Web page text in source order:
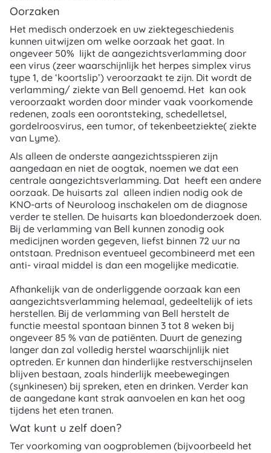
Oorzaken
Het medisch onderzoek en uw ziektegeschiedenis
kunnen uitwijzen om welke oorzaak het gaat. In
ongeveer 50% lijkt de aangezichtsverlamming door
een virus (zeer waarschijnlijk het herpes simplex virus
type 1, de ‘koortslip’) veroorzaakt te zijn. Dit wordt de
verlamming/ ziekte van Bell genoemd. Het kan ook
veroorzaakt worden door minder vaak voorkomende
redenen, zoals een oorontsteking, schedelletsel,
gordelroosvirus, een tumor, of tekenbeetziekte( ziekte
van Lyme).
Als alleen de onderste aangezichtsspieren zijn
aangedaan en niet de oogtak, noemen we dat een
centrale aangezichtsverlamming. Dat heeft een andere
oorzaak. De huisarts zal alleen indien nodig ook de
KNO-arts of Neuroloog inschakelen om de diagnose
verder te stellen. De huisarts kan bloedonderzoek doen.
Bij de verlamming van Bell kunnen zonodig ook
medicijnen worden gegeven, liefst binnen 72 uur na
ontstaan. Prednison eventueel gecombineerd met een
anti- viraal middel is dan een mogelijke medicatie.
Afhankelijk van de onderliggende oorzaak kan een
aangezichtsverlamming helemaal, gedeeltelijk of iets
herstellen. Bij de verlamming van Bell herstelt de
functie meestal spontaan binnen 3 tot 8 weken bij
ongeveer 85 % van de patiënten. Duurt de genezing
langer dan zal volledig herstel waarschijnlijk niet
optreden. Er kunnen dan hinderlijke restverschijnselen
blijven bestaan, zoals hinderlijk meebewegingen
(synkinesen) bij spreken, eten en drinken. Verder kan
de aangedane kant strak aanvoelen en kan het oog
tijdens het eten tranen.
Wat kunt u zelf doen?
Ter voorkoming van oogproblemen (bijvoorbeeld het